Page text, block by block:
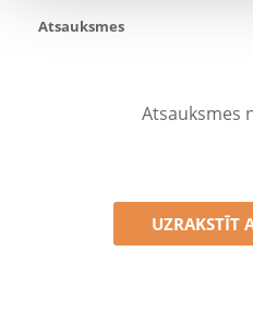
Atsauksmes
Atsauksmes
UZRAKSTĪT